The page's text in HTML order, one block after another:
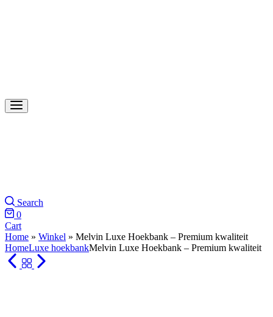
Search
0
Cart
Home » Winkel » Melvin Luxe Hoekbank – Premium kwaliteit
HomeLuxe hoekbankMelvin Luxe Hoekbank – Premium kwaliteit